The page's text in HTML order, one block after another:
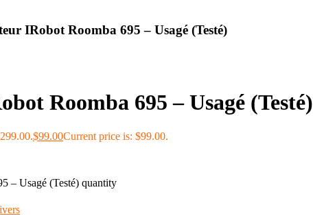
IRobot Roomba 695 – Usagé (Testé)
Roomba 695 – Usagé (Testé)
$99.00Current price is: $99.00.
– Usagé (Testé) quantity